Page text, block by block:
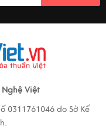
Việt
0311761046 do Sở Kế